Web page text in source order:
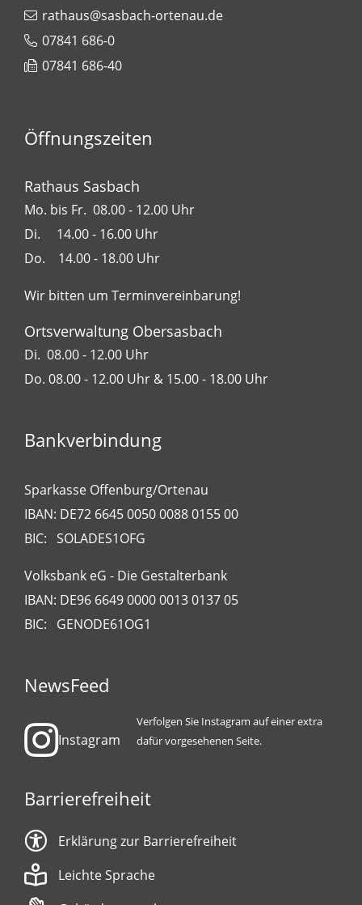
rathaus@sasbach-ortenau.de
07841 686-0
07841 686-40
Öffnungszeiten
Rathaus Sasbach
Mo. bis Fr. 08.00 - 12.00 Uhr
Di. 14.00 - 16.00 Uhr
Do. 14.00 - 18.00 Uhr
Wir bitten um Terminvereinbarung!
Ortsverwaltung Obersasbach
Di. 08.00 - 12.00 Uhr
Do. 08.00 - 12.00 Uhr & 15.00 - 18.00 Uhr
Bankverbindung
Sparkasse Offenburg/Ortenau
IBAN: DE72 6645 0050 0088 0155 00
BIC: SOLADES1OFG
Volksbank eG - Die Gestalterbank
IBAN: DE96 6649 0000 0013 0137 05
BIC: GENODE61OG1
NewsFeed
Instagram
Verfolgen Sie Instagram auf einer extra
dafür vorgesehenen Seite.
Barrierefreiheit
Erklärung zur Barrierefreiheit
Leichte Sprache